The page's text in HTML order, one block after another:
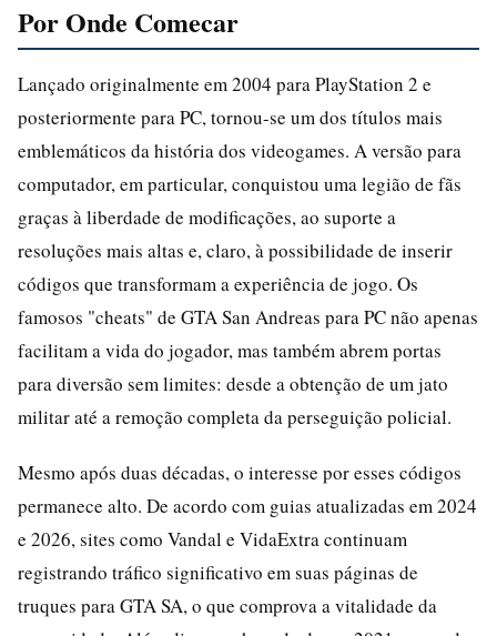
Por Onde Comecar
Lançado originalmente em 2004 para PlayStation 2 e
posteriormente para PC, tornou-se um dos títulos mais
emblemáticos da história dos videogames. A versão para
computador, em particular, conquistou uma legião de fãs
graças à liberdade de modificações, ao suporte a
resoluções mais altas e, claro, à possibilidade de inserir
códigos que transformam a experiência de jogo. Os
famosos "cheats" de GTA San Andreas para PC não apenas
facilitam a vida do jogador, mas também abrem portas
para diversão sem limites: desde a obtenção de um jato
militar até a remoção completa da perseguição policial.
Mesmo após duas décadas, o interesse por esses códigos
permanece alto. De acordo com guias atualizadas em 2024
e 2026, sites como Vandal e VidaExtra continuam
registrando tráfico significativo em suas páginas de
truques para GTA SA, o que comprova a vitalidade da